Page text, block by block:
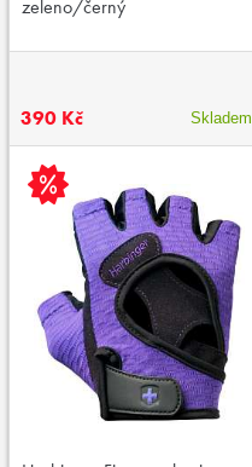
zeleno/černý
390 Kč Skladem